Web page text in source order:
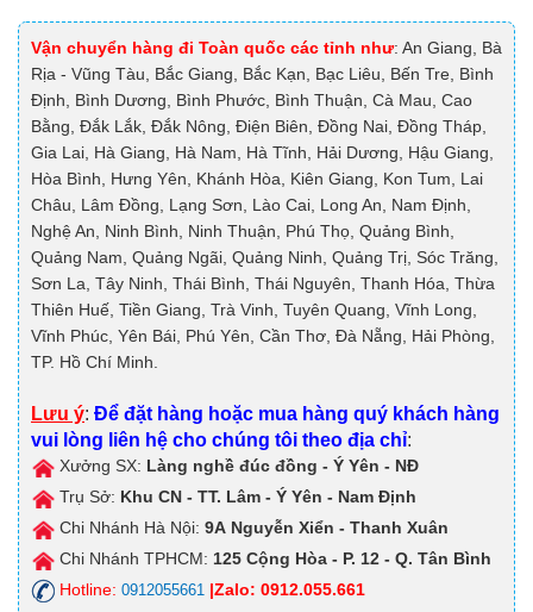
Vận chuyển hàng đi Toàn quốc các tỉnh như: An Giang, Bà
Rịa - Vũng Tàu, Bắc Giang, Bắc Kạn, Bạc Liêu, Bến Tre, Bình
Định, Bình Dương, Bình Phước, Bình Thuận, Cà Mau, Cao
Bằng, Đắk Lắk, Đắk Nông, Điện Biên, Đồng Nai, Đồng Tháp,
Gia Lai, Hà Giang, Hà Nam, Hà Tĩnh, Hải Dương, Hậu Giang,
Hòa Bình, Hưng Yên, Khánh Hòa, Kiên Giang, Kon Tum, Lai
Châu, Lâm Đồng, Lạng Sơn, Lào Cai, Long An, Nam Định,
Nghệ An, Ninh Bình, Ninh Thuận, Phú Thọ, Quảng Bình,
Quảng Nam, Quảng Ngãi, Quảng Ninh, Quảng Trị, Sóc Trăng,
Sơn La, Tây Ninh, Thái Bình, Thái Nguyên, Thanh Hóa, Thừa
Thiên Huế, Tiền Giang, Trà Vinh, Tuyên Quang, Vĩnh Long,
Vĩnh Phúc, Yên Bái, Phú Yên, Cần Thơ, Đà Nẵng, Hải Phòng,
TP. Hồ Chí Minh.
Lưu ý: Để đặt hàng hoặc mua hàng quý khách hàng
vui lòng liên hệ cho chúng tôi theo địa chỉ:
Xưởng SX: Làng nghề đúc đồng - Ý Yên - NĐ
Trụ Sở: Khu CN - TT. Lâm - Ý Yên - Nam Định
Chi Nhánh Hà Nội: 9A Nguyễn Xiển - Thanh Xuân
Chi Nhánh TPHCM: 125 Cộng Hòa - P. 12 - Q. Tân Bình
Hotline: 0912055661 |Zalo: 0912.055.661